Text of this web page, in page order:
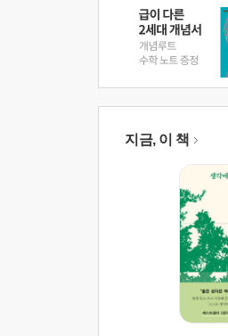
지금, 이 책